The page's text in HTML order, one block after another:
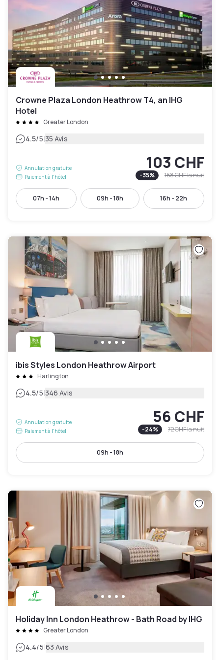
Crowne Plaza London Heathrow T4, an IHG
Hotel
Greater London
4.5/5|35 Avis
Annulation gratuite
Paiement à l'hôtel
103 CHF
-35% 158 CHFla nuit
07h - 14h 09h - 18h 16h - 22h
ibis Styles London Heathrow Airport
Harlington
4.5/5|346 Avis
Annulation gratuite
Paiement à l'hôtel
56 CHF
-24% 72 CHFla nuit
09h - 18h
Holiday Inn London Heathrow - Bath Road by IHG
Greater London
4.4/5|63 Avis